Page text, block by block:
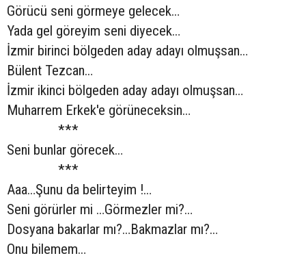
Görücü seni görmeye gelecek…
Yada gel göreyim seni diyecek…
İzmir birinci bölgeden aday adayı olmuşsan…
Bülent Tezcan…
İzmir ikinci bölgeden aday adayı olmuşsan…
Muharrem Erkek'e görüneceksin…
***
Seni bunlar görecek…
***
Aaa…Şunu da belirteyim !…
Seni görürler mi …Görmezler mi?…
Dosyana bakarlar mı?…Bakmazlar mı?…
Onu bilemem…